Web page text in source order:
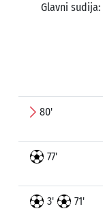
Glavni sudija:
80'
77'
3' 71'